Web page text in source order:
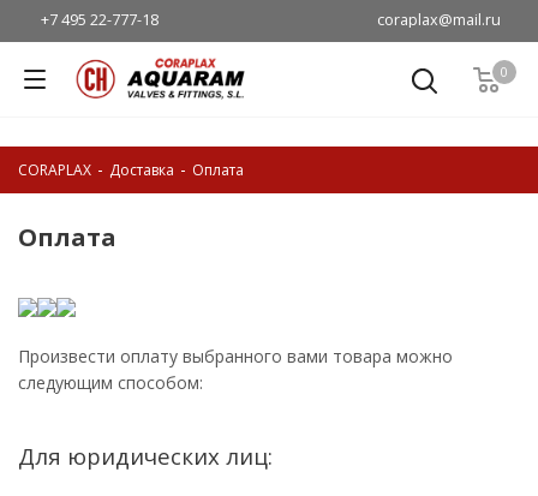
+7 495 22-777-18 coraplax@mail.ru
0
CORAPLAX - Доставка - Оплата
Оплата
Произвести оплату выбранного вами товара можно
следующим способом:
Для юридических лиц: